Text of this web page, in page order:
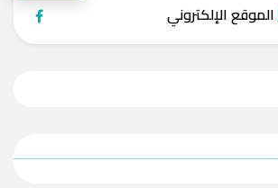
الموقع الإلكتروني